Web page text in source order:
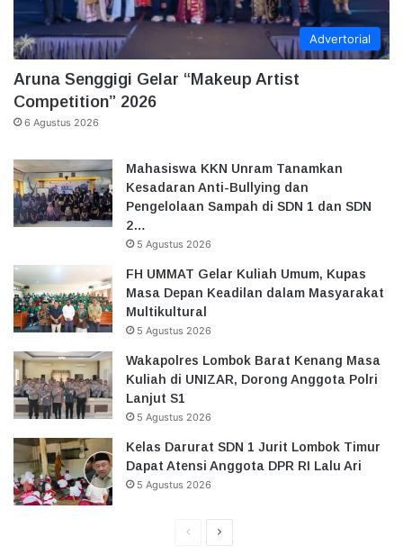
Advertorial
Aruna Senggigi Gelar “Makeup Artist
Competition” 2026
6 Agustus 2026
Mahasiswa KKN Unram Tanamkan
Kesadaran Anti-Bullying dan
Pengelolaan Sampah di SDN 1 dan SDN
2…
5 Agustus 2026
FH UMMAT Gelar Kuliah Umum, Kupas
Masa Depan Keadilan dalam Masyarakat
Multikultural
5 Agustus 2026
Wakapolres Lombok Barat Kenang Masa
Kuliah di UNIZAR, Dorong Anggota Polri
Lanjut S1
5 Agustus 2026
Kelas Darurat SDN 1 Jurit Lombok Timur
Dapat Atensi Anggota DPR RI Lalu Ari
5 Agustus 2026
HalamanHalaman